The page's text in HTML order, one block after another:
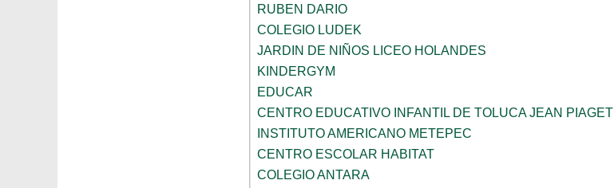
RUBEN DARIO
COLEGIO LUDEK
JARDIN DE NIÑOS LICEO HOLANDES
KINDERGYM
EDUCAR
CENTRO EDUCATIVO INFANTIL DE TOLUCA JEAN PIAGET
INSTITUTO AMERICANO METEPEC
CENTRO ESCOLAR HABITAT
COLEGIO ANTARA